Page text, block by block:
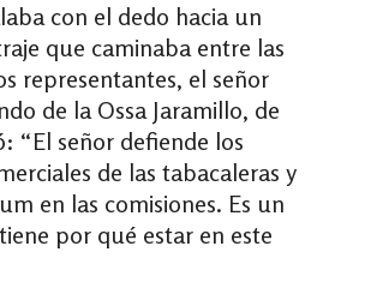
con el dedo hacia un
que caminaba entre las
representantes, el señor
de la Ossa Jaramillo, de
“El señor defiende los
de las tabacaleras y
en las comisiones. Es un
por qué estar en este